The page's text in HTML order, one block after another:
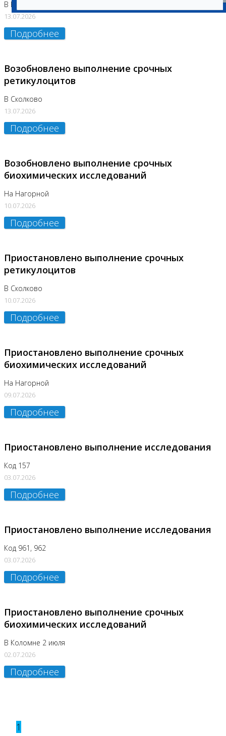
В Бутово
13.07.2026
Подробнее
Возобновлено выполнение срочных
ретикулоцитов
В Сколково
13.07.2026
Подробнее
Возобновлено выполнение срочных
биохимических исследований
На Нагорной
10.07.2026
Подробнее
Приостановлено выполнение срочных
ретикулоцитов
В Сколково
10.07.2026
Подробнее
Приостановлено выполнение срочных
биохимических исследований
На Нагорной
09.07.2026
Подробнее
Приостановлено выполнение исследования
Код 157
03.07.2026
Подробнее
Приостановлено выполнение исследования
Код 961, 962
03.07.2026
Подробнее
Приостановлено выполнение срочных
биохимических исследований
В Коломне 2 июля
02.07.2026
Подробнее
1